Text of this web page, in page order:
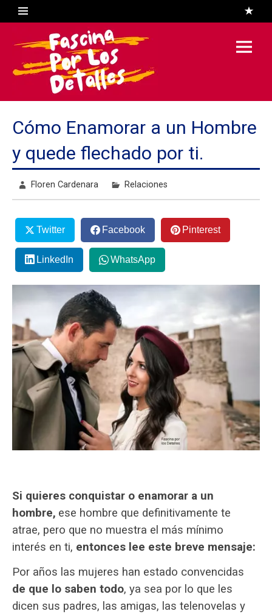
content
Fascina
Cómo Enamorar a un Hombre
y quede flechado por ti.
Floren Cardenara Relaciones
Twitter Facebook Pinterest
LinkedIn WhatsApp
Si quieres conquistar o enamorar a un
hombre, ese hombre que definitivamente te
atrae, pero que no muestra el más mínimo
interés en ti, entonces lee este breve mensaje:
Por años las mujeres han estado convencidas
de que lo saben todo, ya sea por lo que les
dicen sus padres, las amigas, las telenovelas y